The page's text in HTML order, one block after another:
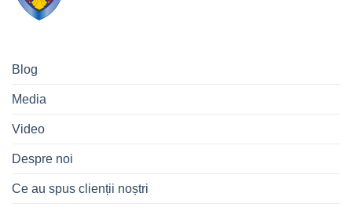
Blog
Media
Video
Despre noi
Ce au spus clienții noștri